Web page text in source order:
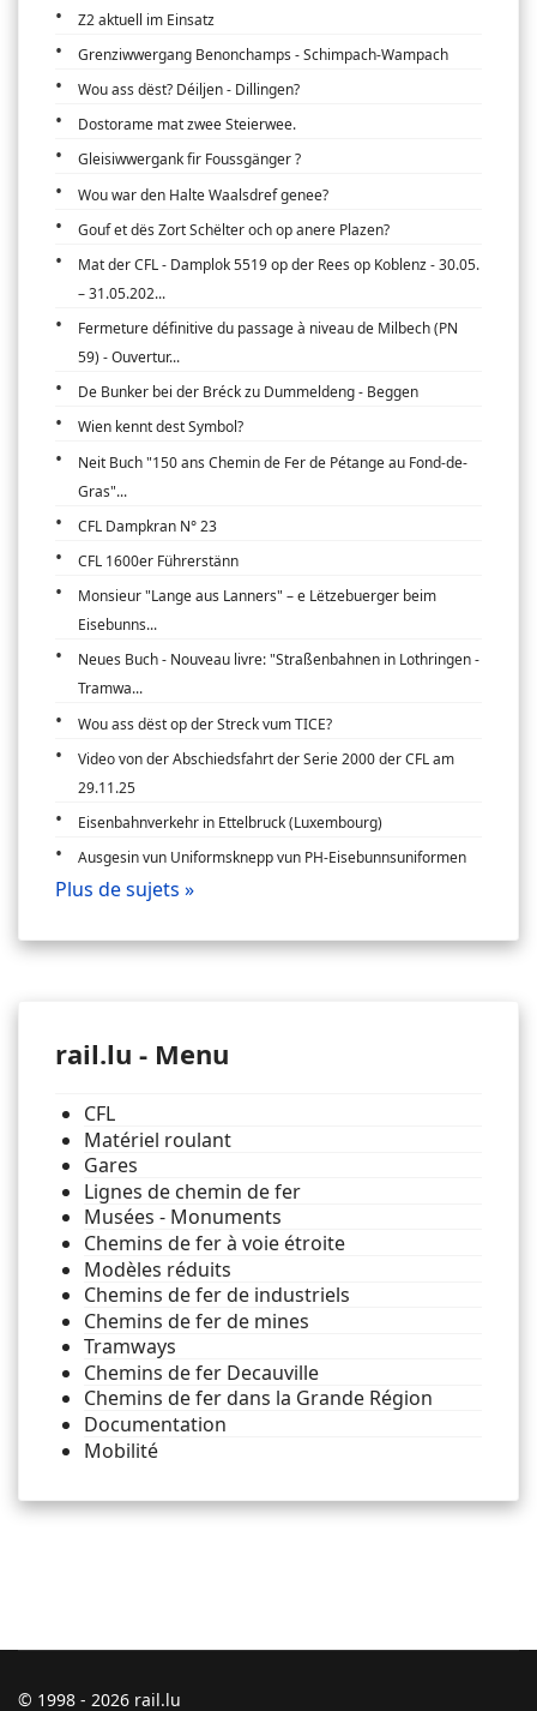
Z2 aktuell im Einsatz
Grenziwwergang Benonchamps - Schimpach-Wampach
Wou ass dëst? Déiljen - Dillingen?
Dostorame mat zwee Steierwee.
Gleisiwwergank fir Foussgänger ?
Wou war den Halte Waalsdref genee?
Gouf et dës Zort Schëlter och op anere Plazen?
Mat der CFL - Damplok 5519 op der Rees op Koblenz - 30.05.
– 31.05.202...
Fermeture définitive du passage à niveau de Milbech (PN
59) - Ouvertur...
De Bunker bei der Bréck zu Dummeldeng - Beggen
Wien kennt dest Symbol?
Neit Buch "150 ans Chemin de Fer de Pétange au Fond-de-
Gras"...
CFL Dampkran N° 23
CFL 1600er Führerstänn
Monsieur "Lange aus Lanners" – e Lëtzebuerger beim
Eisebunns...
Neues Buch - Nouveau livre: "Straßenbahnen in Lothringen -
Tramwa...
Wou ass dëst op der Streck vum TICE?
Video von der Abschiedsfahrt der Serie 2000 der CFL am
29.11.25
Eisenbahnverkehr in Ettelbruck (Luxembourg)
Ausgesin vun Uniformsknepp vun PH-Eisebunnsuniformen
Plus de sujets »
rail.lu - Menu
CFL
Matériel roulant
Gares
Lignes de chemin de fer
Musées - Monuments
Chemins de fer à voie étroite
Modèles réduits
Chemins de fer de industriels
Chemins de fer de mines
Tramways
Chemins de fer Decauville
Chemins de fer dans la Grande Région
Documentation
Mobilité
© 1998 - 2026 rail.lu